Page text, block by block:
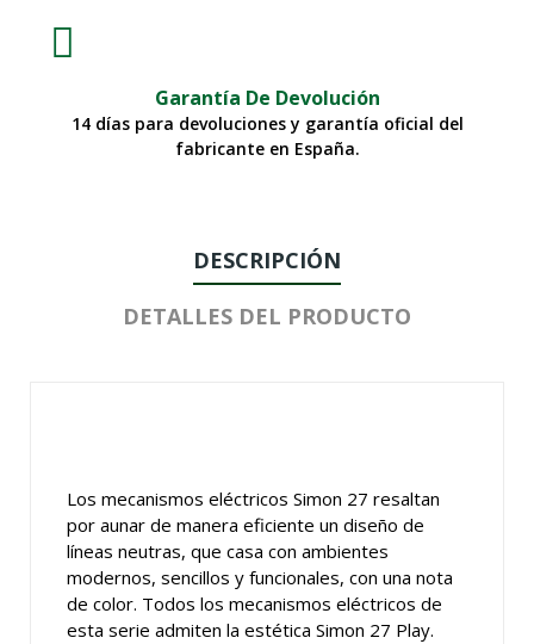
Garantía De Devolución
14 días para devoluciones y garantía oficial del
fabricante en España.
DESCRIPCIÓN
DETALLES DEL PRODUCTO
Los mecanismos eléctricos Simon 27 resaltan
por aunar de manera eficiente un diseño de
líneas neutras, que casa con ambientes
modernos, sencillos y funcionales, con una nota
de color. Todos los mecanismos eléctricos de
esta serie admiten la estética Simon 27 Play.